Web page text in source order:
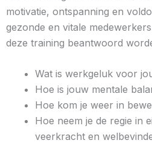
motivatie, ontspanning en
gezonde en vitale
deze training beantwoord
Wat is werkgeluk voor
Hoe is jouw mentale
Hoe kom je weer in
Hoe neem je de regie in
veerkracht en